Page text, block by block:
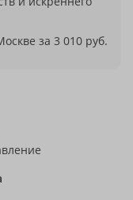
за 3 010 руб.